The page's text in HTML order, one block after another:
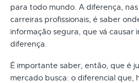
para todo mundo. A diferença,
carreiras profissionais, é saber
informação segura, que vá causar
diferença.
É importante saber, então, que é
mercado busca: o diferencial que,